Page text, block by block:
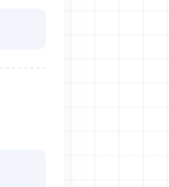
。 站点名称...